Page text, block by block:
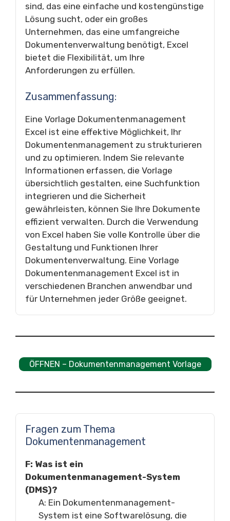
sind, das eine einfache und kostengünstige
Lösung sucht, oder ein großes
Unternehmen, das eine umfangreiche
Dokumentenverwaltung benötigt, Excel
bietet die Flexibilität, um Ihre
Anforderungen zu erfüllen.
Zusammenfassung:
Eine Vorlage Dokumentenmanagement
Excel ist eine effektive Möglichkeit, Ihr
Dokumentenmanagement zu strukturieren
und zu optimieren. Indem Sie relevante
Informationen erfassen, die Vorlage
übersichtlich gestalten, eine Suchfunktion
integrieren und die Sicherheit
gewährleisten, können Sie Ihre Dokumente
effizient verwalten. Durch die Verwendung
von Excel haben Sie volle Kontrolle über die
Gestaltung und Funktionen Ihrer
Dokumentenverwaltung. Eine Vorlage
Dokumentenmanagement Excel ist in
verschiedenen Branchen anwendbar und
für Unternehmen jeder Größe geeignet.
ÖFFNEN – Dokumentenmanagement Vorlage
Fragen zum Thema
Dokumentenmanagement
F: Was ist ein
Dokumentenmanagement-System
(DMS)?
A: Ein Dokumentenmanagement-
System ist eine Softwarelösung, die